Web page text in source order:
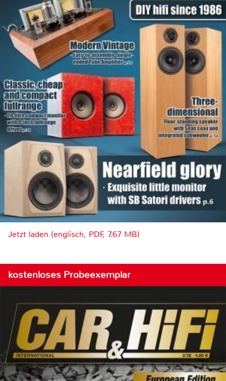
Jetzt laden (englisch, PDF, 7.67 MB)
kostenloses Probeexemplar